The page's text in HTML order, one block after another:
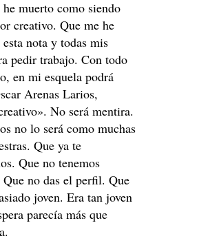
muerto como siendo
creativo. Que me he
nota y todas mis
pedir trabajo. Con todo
en mi esquela podrá
Arenas Larios,
No será mentira.
no lo será como muchas
Que ya te
Que no tenemos
Que no das el perfil. Que
joven. Era tan joven
parecía más que